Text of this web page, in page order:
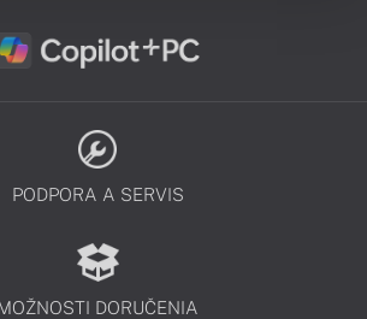
PODPORA A SERVIS
DORUČENIA